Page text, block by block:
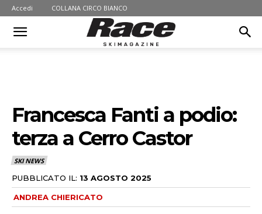
Accedi COLLANA CIRCO BIANCO
Francesca Fanti a podio:
terza a Cerro Castor
SKI NEWS
PUBBLICATO IL: 13 AGOSTO 2025
ANDREA CHIERICATO